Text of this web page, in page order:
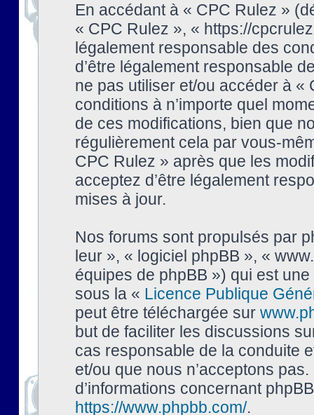
En accédant à « CPC Rulez »
« CPC Rulez », « https://
légalement responsable des
d’être légalement responsable
ne pas utiliser et/ou accéder à
conditions à n’importe quel
de ces modifications, bien que
régulièrement cela par vous-
CPC Rulez » après que les
acceptez d’être légalement
mises à jour.
Nos forums sont propulsés par
leur », « logiciel phpBB », «
équipes de phpBB ») qui est
sous la « Licence Publique
peut être téléchargée sur
but de faciliter les discussions
cas responsable de la conduite
et/ou que nous n’acceptons
d’informations concernant
https://www.phpbb.com/.